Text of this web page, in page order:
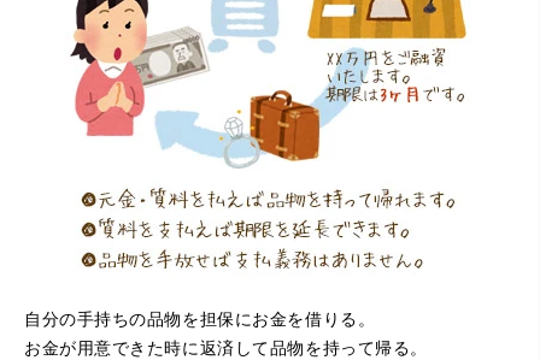
（大阪府寝屋川市）質屋さんは初めてて不安でしたが、他
店買い取りより高く思っていた以上の金額で大満足です。
説明もわかりやすく、優しい話し方の対応でとても良かっ
たです。
自分の手持ちの品物を担保にお金を借りる。
お金が用意できた時に返済して品物を持って帰る。